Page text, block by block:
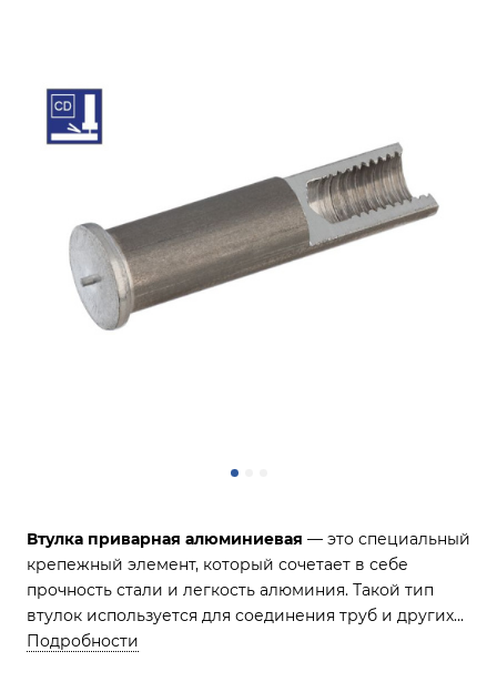
Втулка приварная алюминиевая — это специальный
крепежный элемент, который сочетает в себе
прочность стали и легкость алюминия. Такой тип
втулок используется для соединения труб и других
конструктивных элементов в различных отраслях,
Подробности